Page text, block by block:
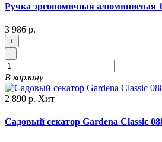
Ручка эргономичная алюминиевая
3 986 р.
+
-
В корзину
2 890 р. Хит
Садовый секатор Gardena Classic